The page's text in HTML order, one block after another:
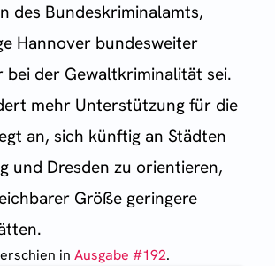
des Bundeskriminalamts,
Hannover bundesweiter
bei der Gewaltkriminalität sei.
mehr Unterstützung für die
an, sich künftig an Städten
und Dresden zu orientieren,
Größe geringere
in Ausgabe #192.